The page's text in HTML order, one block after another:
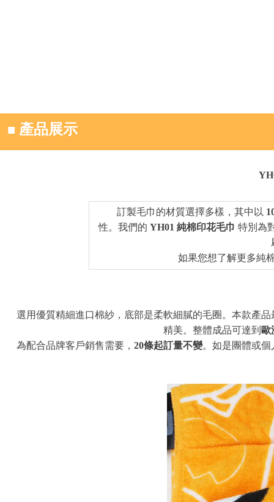
訂製毛巾的材質選擇多樣，其中以
性。我們的 YH01 純棉印花毛巾 特別為
如果您想了解更多純
選用優質精細進口棉紗，底部是柔軟細膩的毛圈。本款產
精美。整體成品可達到 歐
為配合品牌客戶銷售需要， 20條起訂量不變。如是團體或個
■ 產品展示